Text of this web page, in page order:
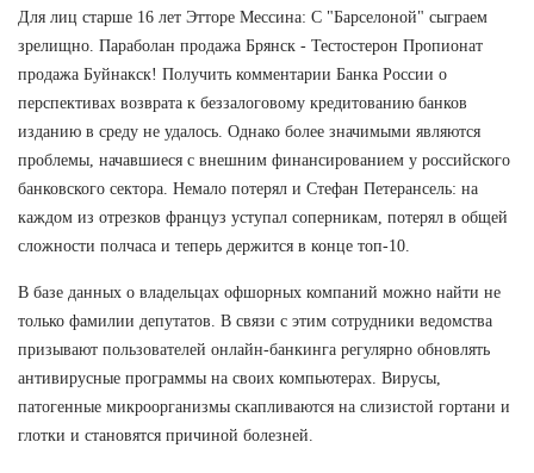
Для лиц старше 16 лет Этторе Мессина: С "Барселоной" сыграем
зрелищно. Параболан продажа Брянск - Тестостерон Пропионат
продажа Буйнакск! Получить комментарии Банка России о
перспективах возврата к беззалоговому кредитованию банков
изданию в среду не удалось. Однако более значимыми являются
проблемы, начавшиеся с внешним финансированием у российского
банковского сектора. Немало потерял и Стефан Петерансель: на
каждом из отрезков француз уступал соперникам, потерял в общей
сложности полчаса и теперь держится в конце топ-10.
В базе данных о владельцах офшорных компаний можно найти не
только фамилии депутатов. В связи с этим сотрудники ведомства
призывают пользователей онлайн-банкинга регулярно обновлять
антивирусные программы на своих компьютерах. Вирусы,
патогенные микроорганизмы скапливаются на слизистой гортани и
глотки и становятся причиной болезней.